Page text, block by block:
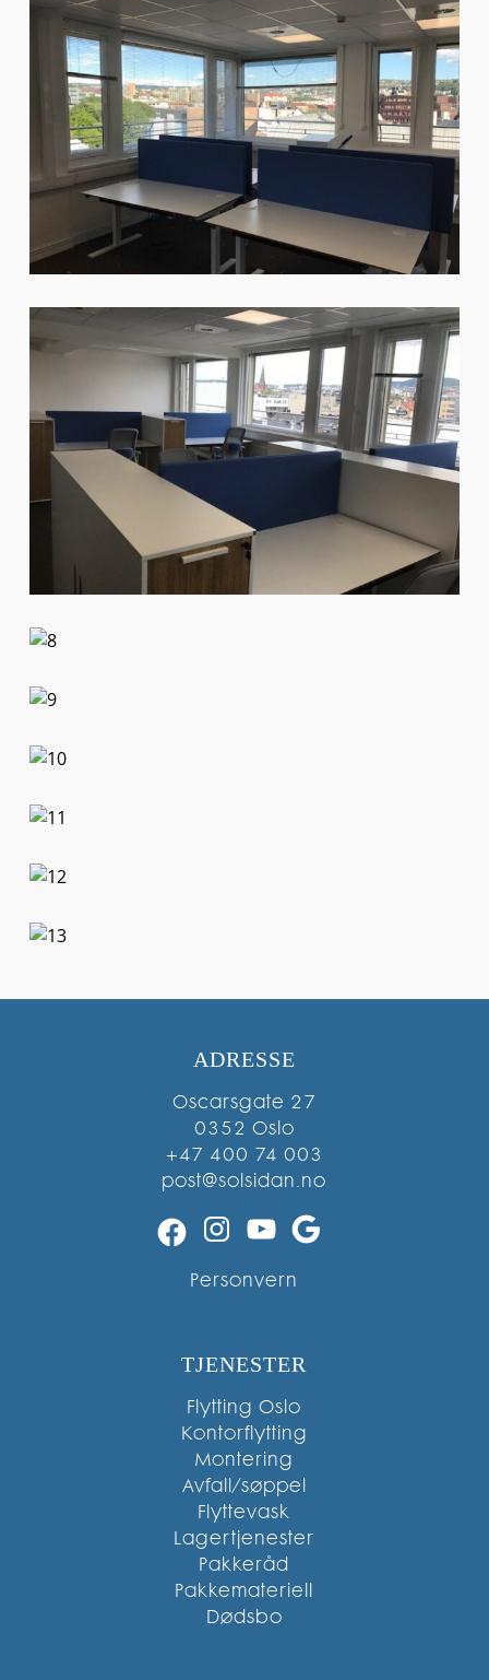
ADRESSE
Oscarsgate 27
0352 Oslo
+47 400 74 003
post@solsidan.no
Facebook
Instagram
YouTube
Personvern
TJENESTER
Flytting Oslo
Kontorflytting
Montering
Avfall/søppel
Flyttevask
Lagertjenester
Pakkeråd
Pakkemateriell
Dødsbo